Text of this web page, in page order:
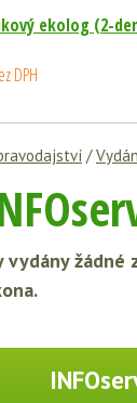
ekolog (2-
DPH
/
žádné